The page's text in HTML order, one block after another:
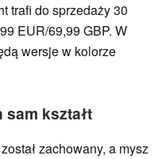
trafi do sprzedaży 30
EUR/69,99 GBP. W
wersje w kolorze
kształt
zachowany, a mysz